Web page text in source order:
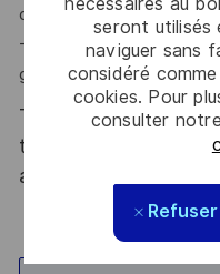
seront utilisés
naviguer sans
considéré
cookies. Pour
consulter
Refuser
de leadership
- Construisez une
groupe d'ingénierie de
Thales, entreprise
tous les talents. La
atout. Postulez et